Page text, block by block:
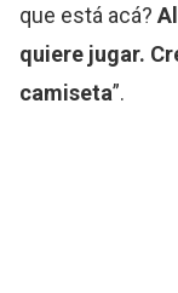
que está acá?
quiere jugar.
camiseta”.